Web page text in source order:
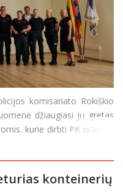
komisariato Rokiškio
džiaugiasi jų gretas
kurie dirbti PK pradėjo
rajono savivaldybės
konteinerių